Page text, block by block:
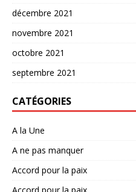
décembre 2021
novembre 2021
octobre 2021
septembre 2021
CATÉGORIES
A la Une
A ne pas manquer
Accord pour la paix